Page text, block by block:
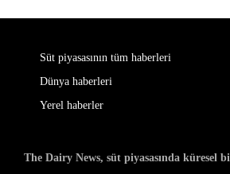
Süt piyasasının tüm haberleri
Dünya haberleri
Yerel haberler
The Dairy News, süt piyasasında